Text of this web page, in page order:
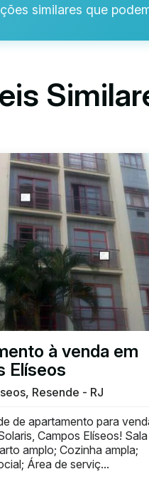
similares que
à venda em
Elíseos
Resende - RJ
de apartamento para
Campos Elíseos! Sala
amplo; Cozinha ampla;
Área de serviç...